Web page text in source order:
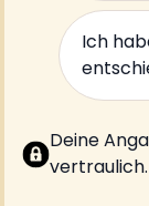
Ich
Deine
vertraulich.